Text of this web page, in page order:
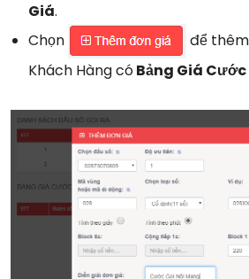
Giá.
Chọn
để
Khách Hàng cóBảng Giá Cước